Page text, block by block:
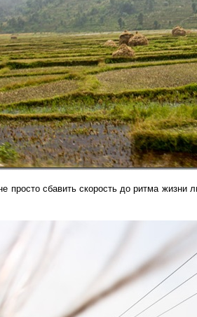
просто сбавить скорость до ритма